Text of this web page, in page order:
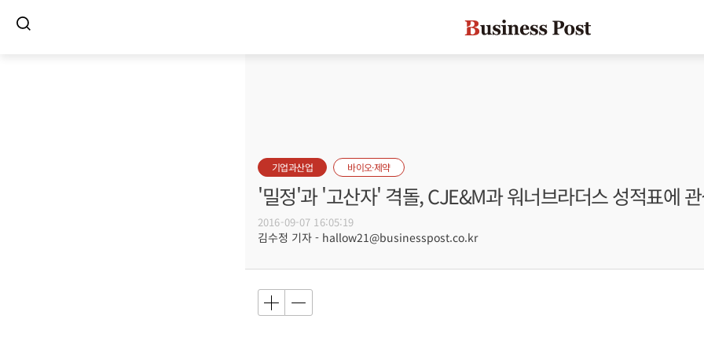
기업과산업 바이오·제약
'밀정'과 '고산자' 격돌, CJE&M과 워너브라더스 성적표에
2016-09-07 16:05:19
김수정 기자 - hallow21@businesspost.co.kr